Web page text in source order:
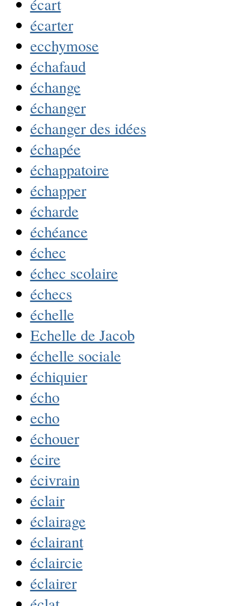
écart
écarter
ecchymose
échafaud
échange
échanger
échanger des idées
échapée
échappatoire
échapper
écharde
échéance
échec
échec scolaire
échecs
échelle
Echelle de Jacob
échelle sociale
échiquier
écho
echo
échouer
écire
écivrain
éclair
éclairage
éclairant
éclaircie
éclairer